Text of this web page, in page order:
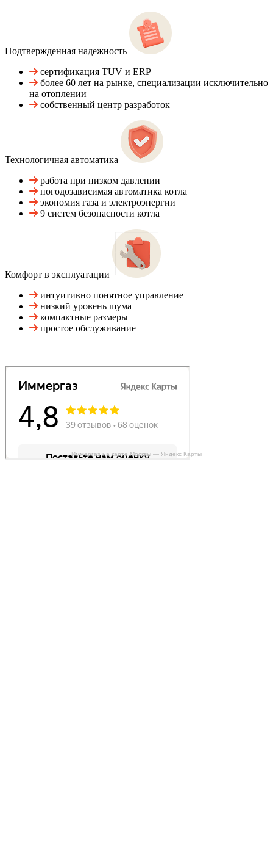
Подтвержденная надежность
сертификация TUV и ERP
более 60 лет на рынке, специализации исключительно
на отоплении
собственный центр разработок
Технологичная автоматика
работа при низком давлении
погодозависимая автоматика котла
экономия газа и электроэнергии
9 систем безопасности котла
Комфорт в эксплуатации
интуитивно понятное управление
низкий уровень шума
компактные размеры
простое обслуживание
Иммергаз на карте Москвы — Яндекс Карты